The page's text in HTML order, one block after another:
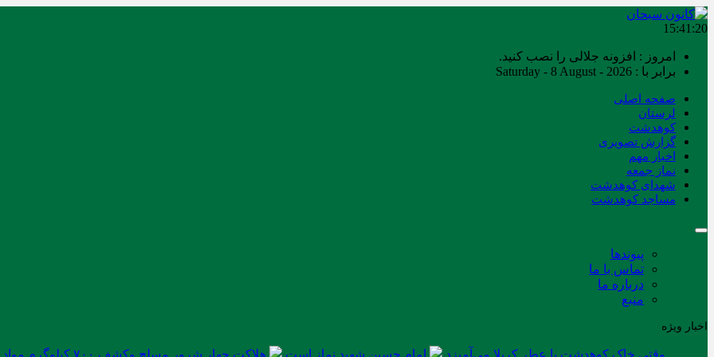
15:41:20
امروز : افزونه جلالی را نصب کنید.
برابر با : Saturday - 8 August - 2026
صفحه اصلی
لرستان
کوهدشت
گزارش تصویری
اخبار مهم
نماز جمعه
شهدای کوهدشت
مساجد کوهدشت
پیوندها
تماس با ما
درباره ما
منبع
اخبار ویژه
وقتی خاک کوهدشت با عطر کربلا می‌آمیزد امام حسین شهید نماز است هلاکت چهار شرور مسلح وکشف ۷۰۰ کیلوگرم مواد مخدر